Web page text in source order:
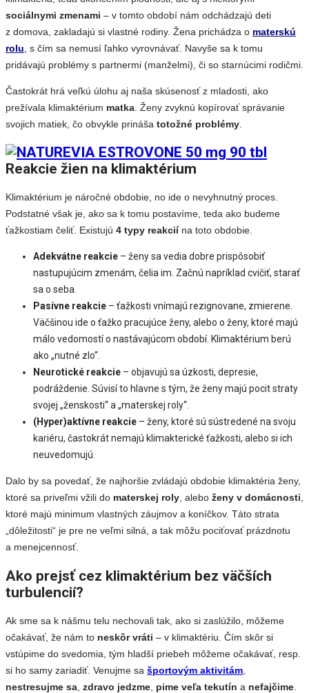
sociálnymi zmenami – v tomto období nám odchádzajú deti
z domova, zakladajú si vlastné rodiny. Žena prichádza o materskú
rolu , s čím sa nemusí ľahko vyrovnávať. Navyše sa k tomu
pridávajú problémy s partnermi (manželmi), či so starnúcimi rodičmi.
Častokrát hrá veľkú úlohu aj naša skúsenosť z mladosti, ako
prežívala klimaktérium matka . Ženy zvyknú kopírovať správanie
svojich matiek, čo obvykle prináša totožné problémy
Reakcie žien na klimaktérium
Klimaktérium je náročné obdobie, no ide o nevyhnutný proces.
Podstatné však je, ako sa k tomu postavíme, teda ako budeme
ťažkostiam čeliť. Existujú 4 typy reakciína toto obdobie.
Adekvátne reakcie – ženy sa vedia dobre prispôsobiť
nastupujúcim zmenám, čelia im. Začnú napríklad cvičiť, starať
sa o seba.
Pasívne reakcie – ťažkosti vnímajú rezignovane, zmierene.
Väčšinou ide o ťažko pracujúce ženy, alebo o ženy, ktoré majú
málo vedomostí o nastávajúcom období. Klimaktérium berú
ako „nutné zlo“.
Neurotické reakcie – objavujú sa úzkosti, depresie,
podráždenie. Súvisí to hlavne s tým, že ženy majú pocit straty
svojej „ženskosti“ a „materskej roly“.
(Hyper)aktívne reakcie – ženy, ktoré sú sústredené na svoju
kariéru, častokrát nemajú klimakterické ťažkosti, alebo si ich
neuvedomujú.
Dalo by sa povedať, že najhoršie zvládajú obdobie klimaktéria ženy,
ktoré sa priveľmi vžili do materskej roly, alebo ženy v domácnosti,
ktoré majú minimum vlastných záujmov a koníčkov. Táto strata
„dôležitosti“ je pre ne veľmi silná, a tak môžu pociťovať prázdnotu
a menejcennosť.
Ako prejsť cez klimaktérium bez väčších
turbulencií?
Ak sme sa k nášmu telu nechovali tak, ako si zaslúžilo, môžeme
očakávať, že nám to neskôr vráti – v klimaktériu. Čím skôr si
vstúpime do svedomia, tým hladší priebeh môžeme očakávať, resp.
si ho samy zariadiť. Venujme sa športovým aktivitám,
nestresujme sa, zdravo jedzme, pime veľa tekutín a nefajčime.